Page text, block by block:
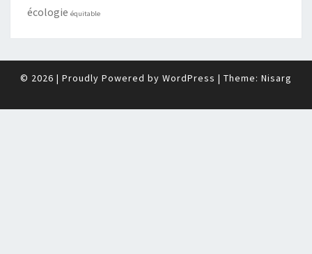
écologie équitable
© 2026 | Proudly Powered by WordPress | Theme: Nisarg